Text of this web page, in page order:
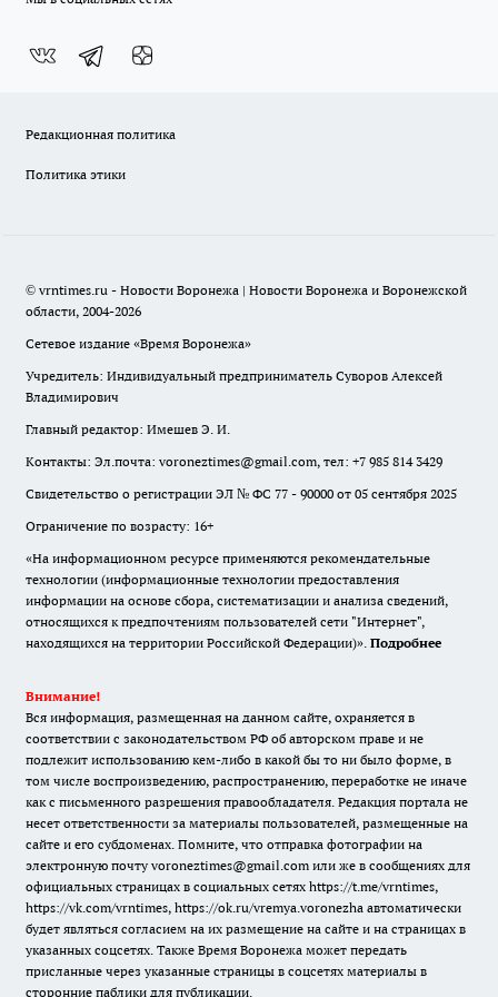
Редакционная политика
Политика этики
© vrntimes.ru - Новости Воронежа | Новости Воронежа и Воронежской
области, 2004-2026
Сетевое издание «Время Воронежа»
Учредитель: Индивидуальный предприниматель Суворов Алексей
Владимирович
Главный редактор: Имешев Э. И.
Контакты: Эл.почта: voroneztimes@gmail.com, тел: +7 985 814 3429
Свидетельство о регистрации ЭЛ № ФС 77 - 90000 от 05 сентября 2025
Ограничение по возрасту: 16+
«На информационном ресурсе применяются рекомендательные
технологии (информационные технологии предоставления
информации на основе сбора, систематизации и анализа сведений,
относящихся к предпочтениям пользователей сети "Интернет",
находящихся на территории Российской Федерации)». Подробнее
Внимание!
Вся информация, размещенная на данном сайте, охраняется в
соответствии с законодательством РФ об авторском праве и не
подлежит использованию кем-либо в какой бы то ни было форме, в
том числе воспроизведению, распространению, переработке не иначе
как с письменного разрешения правообладателя. Редакция портала не
несет ответственности за материалы пользователей, размещенные на
сайте и его субдоменах. Помните, что отправка фотографии на
электронную почту voroneztimes@gmail.com или же в сообщениях для
официальных страницах в социальных сетях https://t.me/vrntimes,
https://vk.com/vrntimes, https://ok.ru/vremya.voronezha автоматически
будет являться согласием на их размещение на сайте и на страницах в
указанных соцсетях. Также Время Воронежа может передать
присланные через указанные страницы в соцсетях материалы в
сторонние паблики для публикации.